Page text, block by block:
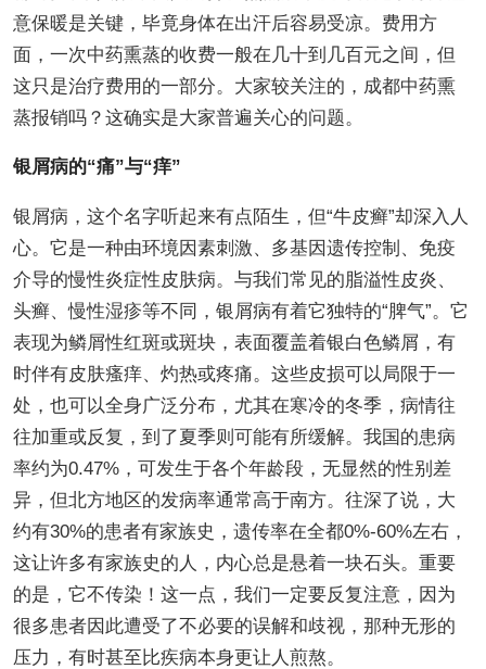
意保暖是关键，毕竟身体在出汗后容易受凉。费用方
面，一次中药熏蒸的收费一般在几十到几百元之间，但
这只是治疗费用的一部分。大家较关注的，成都中药熏
蒸报销吗？这确实是大家普遍关心的问题。
银屑病的“痛”与“痒”
银屑病，这个名字听起来有点陌生，但“牛皮癣”却深入人
心。它是一种由环境因素刺激、多基因遗传控制、免疫
介导的慢性炎症性皮肤病。与我们常见的脂溢性皮炎、
头癣、慢性湿疹等不同，银屑病有着它独特的“脾气”。它
表现为鳞屑性红斑或斑块，表面覆盖着银白色鳞屑，有
时伴有皮肤瘙痒、灼热或疼痛。这些皮损可以局限于一
处，也可以全身广泛分布，尤其在寒冷的冬季，病情往
往加重或反复，到了夏季则可能有所缓解。我国的患病
率约为0.47%，可发生于各个年龄段，无显然的性别差
异，但北方地区的发病率通常高于南方。往深了说，大
约有30%的患者有家族史，遗传率在全都0%-60%左右，
这让许多有家族史的人，内心总是悬着一块石头。重要
的是，它不传染！这一点，我们一定要反复注意，因为
很多患者因此遭受了不必要的误解和歧视，那种无形的
压力，有时甚至比疾病本身更让人煎熬。